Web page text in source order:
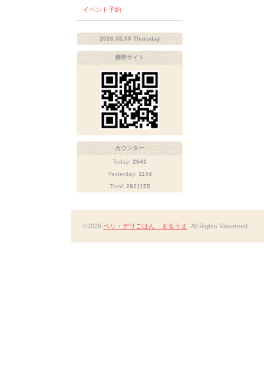
イベント予約
2026.08.06 Thursday
携帯サイト
カウンター
Today: 2641
Yesterday: 1144
Total: 2821155
©2026 ベリ・デリごはん まるうま . All Rights Reserved.